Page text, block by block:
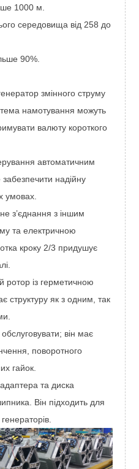
1000 м.
середовища від 258 до
90%.
змінного струму
намотування можуть
валюту короткого
автоматичним
надійну
умовах.
з’єднання з іншим
та електричною
кроку 2/3 придушує
ротор із герметичною
структуру як з одним, так
він має
поворотного
гайок.
та диска
Він підходить для